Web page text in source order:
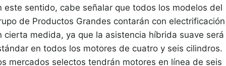
este sentido, cabe señalar que todos los modelos del
de Productos Grandes contarán con electrificación
cierta medida, ya que la asistencia híbrida suave será
en todos los motores de cuatro y seis cilindros.
mercados selectos tendrán motores en línea de seis